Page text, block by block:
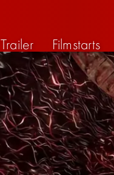
Trailer Filmstarts